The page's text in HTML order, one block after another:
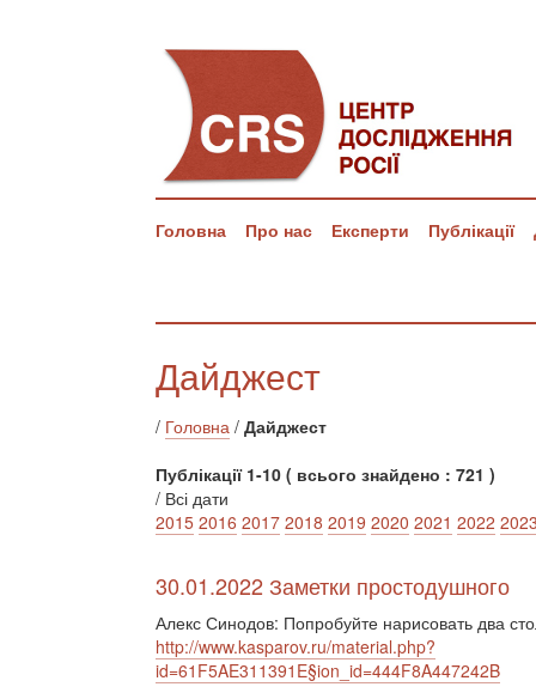
Головна Про нас Експерти Публікації
Дайджест
/ Головна / Дайджест
Публікації 1-10 ( всього знайдено : 721 )
/ Всі дати
2015 2016 2017 2018 2019 2020 2021 2022
30.01.2022 Заметки простодушного
Алекс Синодов: Попробуйте нарисовать два
http://www.kasparov.ru/material.php?
id=61F5AE311391E§ion_id=444F8A447242B